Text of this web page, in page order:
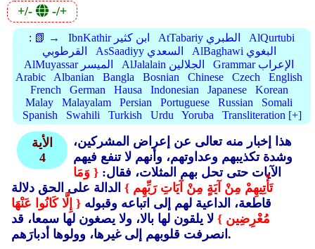
+/- -/+
: 📗 → IbnKathir ابن كثير AtTabariy الطبري
AlQurtubi
القرطوبي
AsSaadiyy السعدي
AlBaghawi البغوي
AlMuyassar الميسر
AlJalalain الجلالين
Grammar الإعراب
Arabic
Albanian Bangla Bosnian Chinese Czech
English
French
German Hausa Indonesian Japanese
Korean
Malay
Malayalam Persian Portuguese Russian
Somali
Spanish
Swahili Turkish Urdu Yoruba Transliteration [+]
الأية
4
هذا إخبار منه تعالى عن إعراض المشركين،
وشدة تكذيبهم وعداوتهم، وأنهم لا تنفع فيهم
الآيات حتى تحل بهم المثلات، فقال: { وَمَا
تَأْتِيهِمْ مِنْ آيَةٍ مِنْ آيَاتِ رَبِّهِم } الدالة على الحق دلالة
قاطعة، الداعية لهم إلى اتباعه وقبوله { إِلَّا كَانُوا عَنْهَا
مُعْرِضِين } لا يلقون لها بالا، ولا يصغون لها سمعا، قد
انصرفت قلوبهم إلى غيرها، وولوها أدبارَهم.